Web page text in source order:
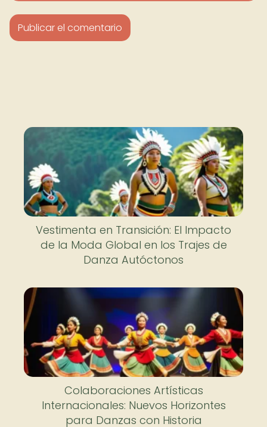
Nuevo
Vestimenta en Transición: El Impacto
de la Moda Global en los Trajes de
Danza Autóctonos
Colaboraciones Artísticas
Internacionales: Nuevos Horizontes
para Danzas con Historia